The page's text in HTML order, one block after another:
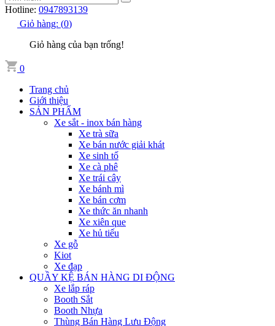
Hotline: 0947893139
Giỏ hàng: (0)
Giỏ hàng của bạn trống!
0
Trang chủ
Giới thiệu
SẢN PHẨM
Xe sắt - inox bán hàng
Xe trà sữa
Xe bán nước giải khát
Xe sinh tố
Xe cà phê
Xe trái cây
Xe bánh mì
Xe bán cơm
Xe thức ăn nhanh
Xe xiên que
Xe hủ tiếu
Xe gỗ
Kiot
Xe đạp
QUẦY KỆ BÁN HÀNG DI ĐỘNG
Xe lắp ráp
Booth Sắt
Booth Nhựa
Thùng Bán Hàng Lưu Động